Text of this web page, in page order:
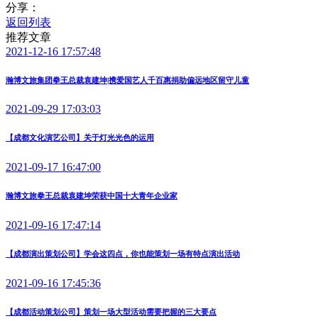
分享：
返回列表
推荐文章
2021-12-16 17:57:48
瀚博文旅集团拳王总裁袁建坤|携爱国艺人千百惠捐助偏远地区留守儿童
2021-09-29 17:03:03
【成都文化演艺公司】关于灯光光色的运用
2021-09-17 16:47:00
瀚博文旅拳王总裁袁建坤荣获中国十大青年企业家
2021-09-16 17:47:14
【成都演出策划公司】学会这四点，你也能策划一场有特点演出活动
2021-09-16 17:45:36
【成都活动策划公司】策划一场大型活动需要把握的三大要点